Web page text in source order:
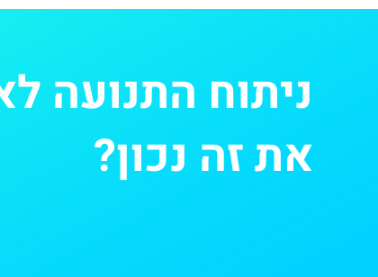
ניתוח התנועה
את זה נכון?